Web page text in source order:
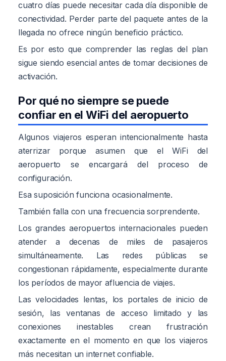
cuatro días puede necesitar cada día disponible de
conectividad. Perder parte del paquete antes de la
llegada no ofrece ningún beneficio práctico.
Es por esto que comprender las reglas del plan
sigue siendo esencial antes de tomar decisiones de
activación.
Por qué no siempre se puede
confiar en el WiFi del aeropuerto
Algunos viajeros esperan intencionalmente hasta
aterrizar porque asumen que el WiFi del
aeropuerto se encargará del proceso de
configuración.
Esa suposición funciona ocasionalmente.
También falla con una frecuencia sorprendente.
Los grandes aeropuertos internacionales pueden
atender a decenas de miles de pasajeros
simultáneamente. Las redes públicas se
congestionan rápidamente, especialmente durante
los períodos de mayor afluencia de viajes.
Las velocidades lentas, los portales de inicio de
sesión, las ventanas de acceso limitado y las
conexiones inestables crean frustración
exactamente en el momento en que los viajeros
más necesitan un internet confiable.